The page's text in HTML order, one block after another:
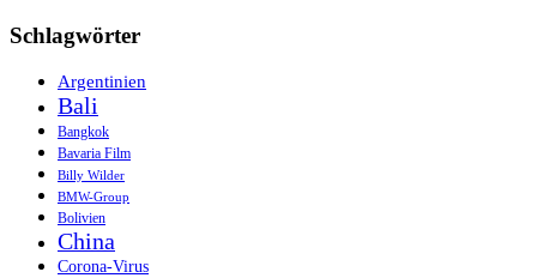
Schlagwörter
Argentinien
Bali
Bangkok
Bavaria Film
Billy Wilder
BMW-Group
Bolivien
China
Corona-Virus